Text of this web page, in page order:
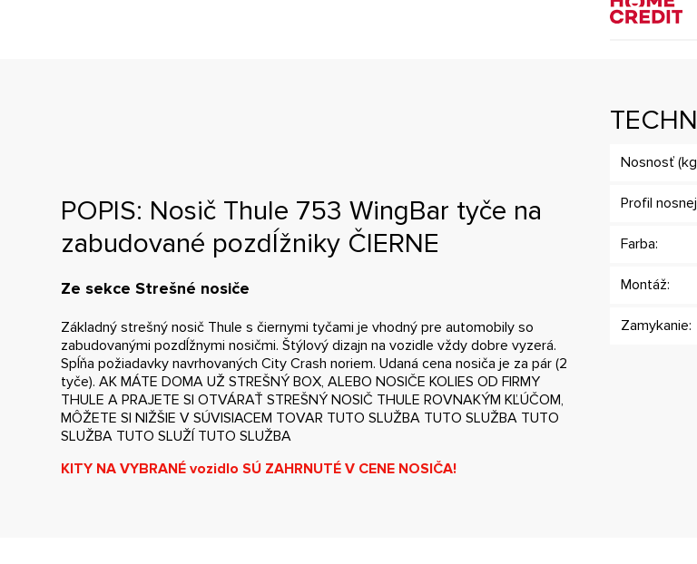
POPIS: Nosič Thule 753 WingBar tyče na
zabudované pozdĺžniky ČIERNE
Ze sekce Strešné nosiče
Základný strešný nosič Thule s čiernymi tyčami je vhodný pre automobily so
zabudovanými pozdĺžnymi nosičmi. Štýlový dizajn na vozidle vždy dobre vyzerá.
Spĺňa požiadavky navrhovaných City Crash noriem. Udaná cena nosiča je za pár (2
tyče). AK MÁTE DOMA UŽ STREŠNÝ BOX, ALEBO NOSIČE KOLIES OD FIRMY
THULE A PRAJETE SI OTVÁRAŤ STREŠNÝ NOSIČ THULE ROVNAKÝM KĽÚČOM,
MÔŽETE SI NIŽŠIE V SÚVISIACEM TOVAR TUTO SLUŽBA TUTO SLUŽBA TUTO
SLUŽBA TUTO SLUŽÍ TUTO SLUŽBA
KITY NA VYBRANÉ vozidlo SÚ ZAHRNUTÉ V CENE NOSIČA!
Nosnosť
Profil
Farba:
Montáž:
Zamykanie: